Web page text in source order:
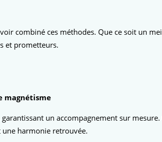
combiné ces méthodes. Que ce soit un
et prometteurs.
magnétisme
un accompagnement sur
une harmonie retrouvée.